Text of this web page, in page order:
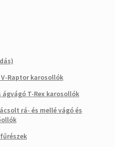
Raptor karosollók
T-Rex karosollók
rá- és mellé vágó és